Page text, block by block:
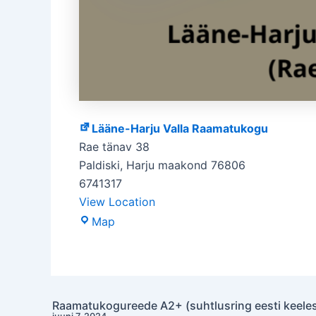
Lääne-Harju Valla Raamatukogu
Rae tänav 38
Paldiski, Harju maakond 76806
6741317
View Location
Map
Post
Raamatukogureede A2+ (suhtlusring eesti